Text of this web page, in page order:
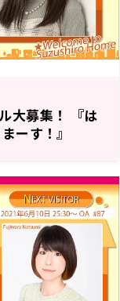
大募集！ 『は
ーす！』